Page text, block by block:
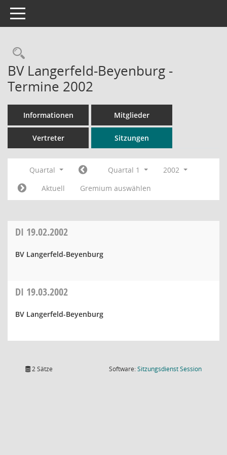
Toggle navigation
Rechercheauswahl
BV Langerfeld-Beyenburg -
Termine 2002
Informationen Mitglieder
Vertreter Sitzungen
Quartal Quartal 1
2002
Aktuell
Gremium auswählen
DI 19.02.2002
BV Langerfeld-Beyenburg
DI 19.03.2002
BV Langerfeld-Beyenburg
2 Sätze Software:SitzungsdienstSession(Wird in